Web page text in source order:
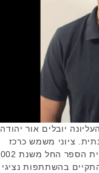
יובלים אור יהודה
ציוני משמש כרכז
בהשתתפות נציגי